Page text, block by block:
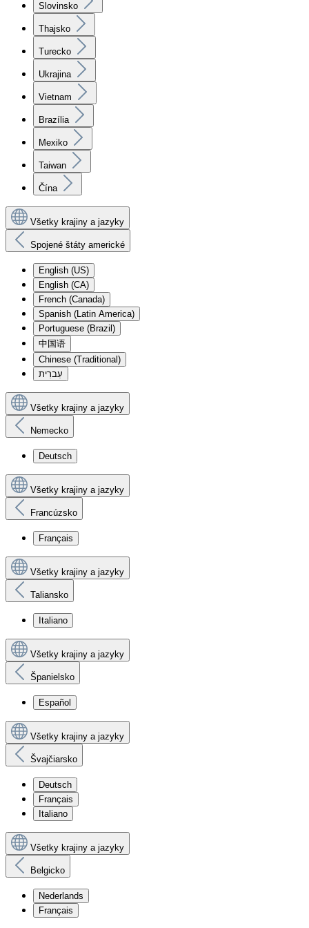
Slovinsko
Thajsko
Turecko
Ukrajina
Vietnam
Brazília
Mexiko
Taiwan
Čína
Všetky krajiny a jazyky
Spojené štáty americké
English (US)
English (CA)
French (Canada)
Spanish (Latin America)
Portuguese (Brazil)
中国语
Chinese (Traditional)
עִברִית
Všetky krajiny a jazyky
Nemecko
Deutsch
Všetky krajiny a jazyky
Francúzsko
Français
Všetky krajiny a jazyky
Taliansko
Italiano
Všetky krajiny a jazyky
Španielsko
Español
Všetky krajiny a jazyky
Švajčiarsko
Deutsch
Français
Italiano
Všetky krajiny a jazyky
Belgicko
Nederlands
Français